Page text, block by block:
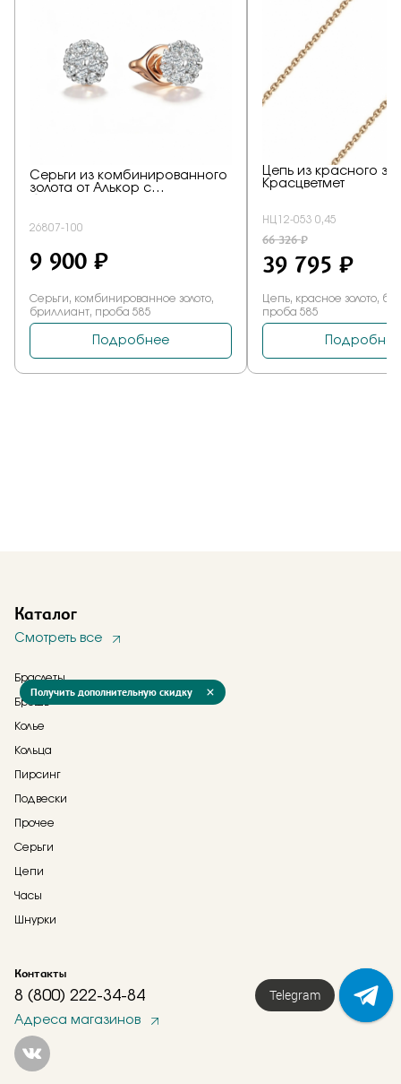
Каталог
Смотреть все
Браслеты
Брошь
Колье
Кольца
Пирсинг
Подвески
Прочее
Серьги
Цепи
Часы
Шнурки
Контакты
8 (800) 222-34-84
Адреса магазинов
Получить дополнительную скидку
Telegram